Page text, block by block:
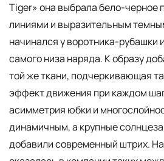
Tiger» она выбрала бело-черное
линиями и выразительным
начинался у воротника-рубашки
самого низа наряда. К образу
той же ткани, подчеркивающая
эффект движения при каждом
асимметрия юбки и
динамичным, а крупные
добавили современный штрих.